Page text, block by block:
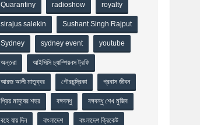
Quarantiny radioshow royalty
sirajus salekin Sushant Singh Rajput
Sydney sydney event youtube
অন্তরা আইসিসি চ্যাম্পিয়নস ট্রফি
আরজ আলী মাতুব্বর গৌরচন্দ্রিকা প্রবাস জীবন
প্রিয় মানুষের শহর বঙ্গবন্ধু বঙ্গবন্ধু শেখ মুজিব
বহে যায় দিন বাংলাদেশ বাংলাদেশ ক্রিকেট